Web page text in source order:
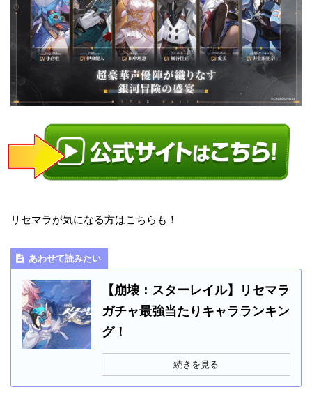
リセマラが気になる方はこちらも！
あわせて読みたい
【崩壊：スターレイル】リセマラ
ガチャ最強当たりキャラランキン
グ！
続きを見る